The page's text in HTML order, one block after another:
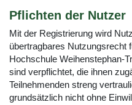
Pflichten der Nutzer
Mit der Registrierung wird
übertragbares Nutzungsrecht
Hochschule Weihenstephan-
sind verpflichtet, die ihnen
Teilnehmenden streng
grundsätzlich nicht ohne